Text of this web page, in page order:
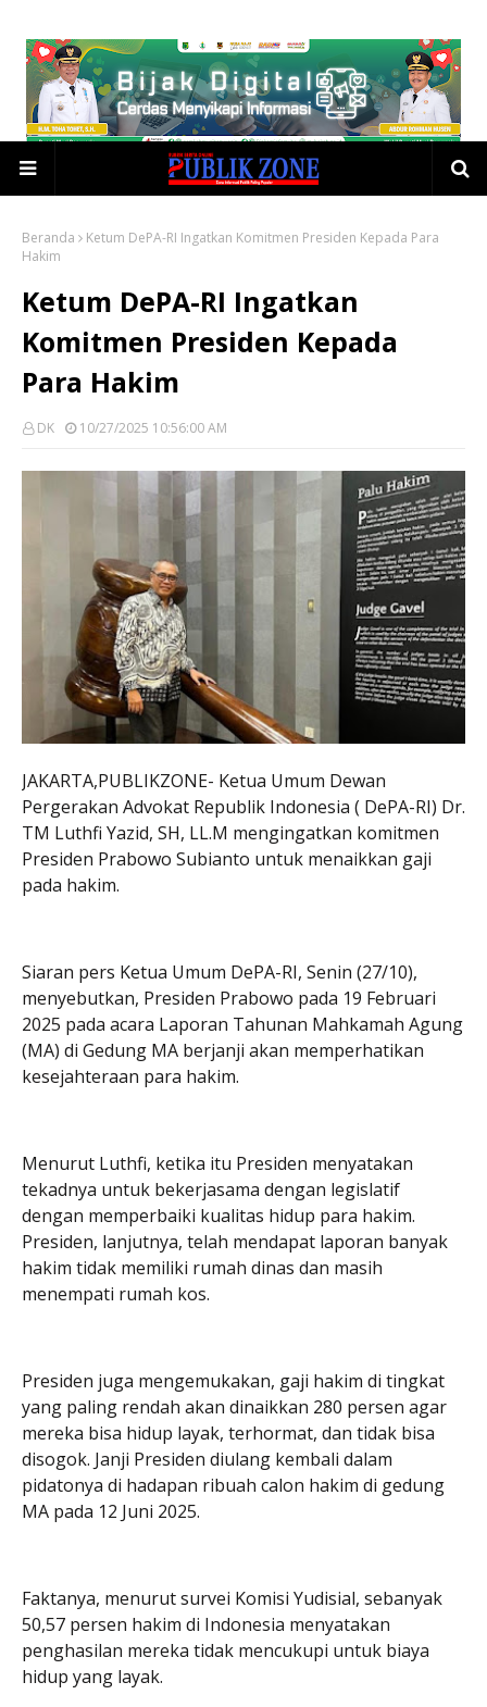
Beranda
Ketum DePA-RI Ingatkan Komitmen Presiden Kepada Para
Hakim
Ketum DePA-RI Ingatkan
Komitmen Presiden Kepada
Para Hakim
DK 10/27/2025 10:56:00 AM
JAKARTA,PUBLIKZONE- Ketua Umum Dewan
Pergerakan Advokat Republik Indonesia ( DePA-RI) Dr.
TM Luthfi Yazid, SH, LL.M mengingatkan komitmen
Presiden Prabowo Subianto untuk menaikkan gaji
pada hakim.
Siaran pers Ketua Umum DePA-RI, Senin (27/10),
menyebutkan, Presiden Prabowo pada 19 Februari
2025 pada acara Laporan Tahunan Mahkamah Agung
(MA) di Gedung MA berjanji akan memperhatikan
kesejahteraan para hakim.
Menurut Luthfi, ketika itu Presiden menyatakan
tekadnya untuk bekerjasama dengan legislatif
dengan memperbaiki kualitas hidup para hakim.
Presiden, lanjutnya, telah mendapat laporan banyak
hakim tidak memiliki rumah dinas dan masih
menempati rumah kos.
Presiden juga mengemukakan, gaji hakim di tingkat
yang paling rendah akan dinaikkan 280 persen agar
mereka bisa hidup layak, terhormat, dan tidak bisa
disogok. Janji Presiden diulang kembali dalam
pidatonya di hadapan ribuah calon hakim di gedung
MA pada 12 Juni 2025.
Faktanya, menurut survei Komisi Yudisial, sebanyak
50,57 persen hakim di Indonesia menyatakan
penghasilan mereka tidak mencukupi untuk biaya
hidup yang layak.